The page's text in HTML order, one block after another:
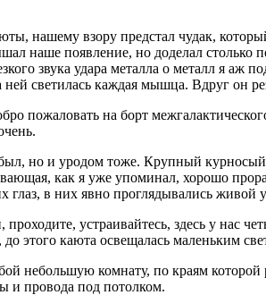
нашему взору предстал чудак,
наше появление, но доделал столько
звука удара металла о металл я аж
светилась каждая мышца. Вдруг он
пожаловать на борт
но и уродом тоже. Крупный
как я уже упоминал, хорошо
глаз, в них явно проглядывались живой
устраивайтесь, здесь у нас
этого каюта освещалась маленьким
небольшую комнату, по краям
и провода под потолком.